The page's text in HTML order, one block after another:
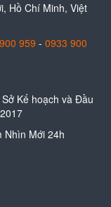
Hồ Chí Minh, Việt
959 - 0933 900
Kế hoạch và Đầu
Nhìn Mới 24h